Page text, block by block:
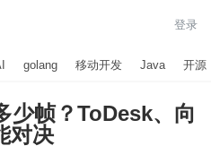
登录
golang 移动开发 Java 开源
少帧？ToDesk、向
对决